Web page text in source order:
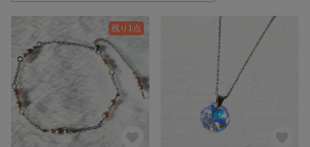
残り1点